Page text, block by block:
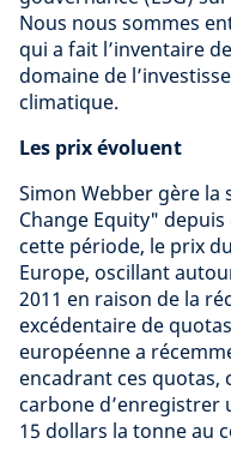
Nous nous sommes
qui a fait l’inventaire
domaine de
climatique.
Les prix évoluent
Simon Webber gère
Change Equity"
cette période, le prix
Europe, oscillant
2011 en raison de la
excédentaire de
européenne a
encadrant ces quotas,
carbone
15 dollars la tonne au